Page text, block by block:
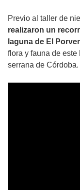
Previo al taller de
realizaron un
laguna de El
flora y fauna de
serrana de Córdoba.